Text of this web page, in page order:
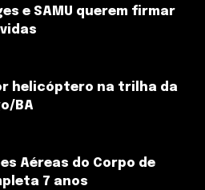
e SAMU querem firmar
helicóptero na trilha da
BA
Aéreas do Corpo de
7 anos